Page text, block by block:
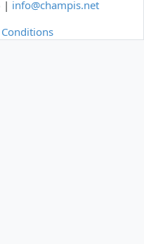
| info@champis.net
Conditions